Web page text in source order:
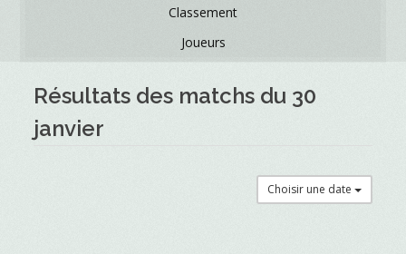
Classement
Joueurs
Résultats des matchs du 30
janvier
Choisir une date